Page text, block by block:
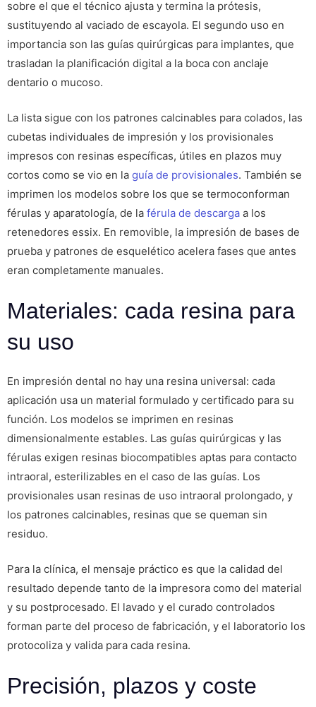
sobre el que el técnico ajusta y termina la prótesis,
sustituyendo al vaciado de escayola. El segundo uso en
importancia son las guías quirúrgicas para implantes, que
trasladan la planificación digital a la boca con anclaje
dentario o mucoso.
La lista sigue con los patrones calcinables para colados, las
cubetas individuales de impresión y los provisionales
impresos con resinas específicas, útiles en plazos muy
cortos como se vio en la guía de provisionales. También se
imprimen los modelos sobre los que se termoconforman
férulas y aparatología, de la férula de descarga a los
retenedores essix. En removible, la impresión de bases de
prueba y patrones de esquelético acelera fases que antes
eran completamente manuales.
Materiales: cada resina para
su uso
En impresión dental no hay una resina universal: cada
aplicación usa un material formulado y certificado para su
función. Los modelos se imprimen en resinas
dimensionalmente estables. Las guías quirúrgicas y las
férulas exigen resinas biocompatibles aptas para contacto
intraoral, esterilizables en el caso de las guías. Los
provisionales usan resinas de uso intraoral prolongado, y
los patrones calcinables, resinas que se queman sin
residuo.
Para la clínica, el mensaje práctico es que la calidad del
resultado depende tanto de la impresora como del material
y su postprocesado. El lavado y el curado controlados
forman parte del proceso de fabricación, y el laboratorio los
protocoliza y valida para cada resina.
Precisión, plazos y coste